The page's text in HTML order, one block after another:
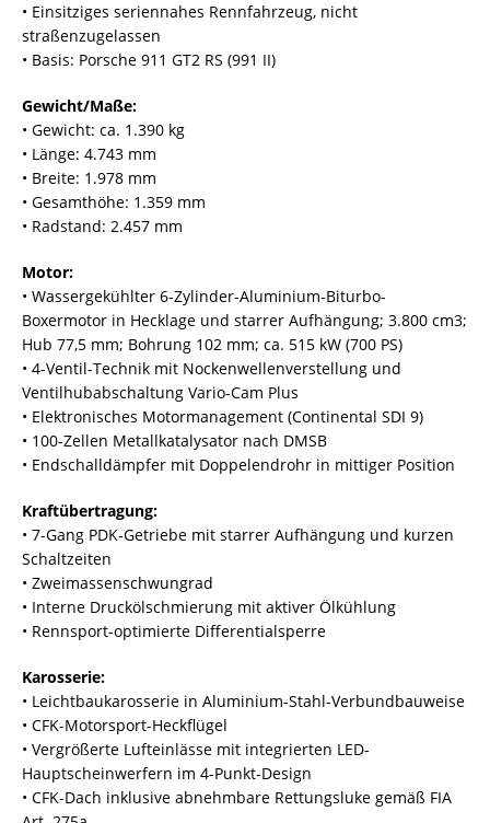
• Einsitziges seriennahes Rennfahrzeug, nicht
straßenzugelassen
• Basis: Porsche 911 GT2 RS (991 II)
Gewicht/Maße:
• Gewicht: ca. 1.390 kg
• Länge: 4.743 mm
• Breite: 1.978 mm
• Gesamthöhe: 1.359 mm
• Radstand: 2.457 mm
Motor:
• Wassergekühlter 6-Zylinder-Aluminium-Biturbo-
Boxermotor in Hecklage und starrer Aufhängung; 3.800 cm3;
Hub 77,5 mm; Bohrung 102 mm; ca. 515 kW (700 PS)
• 4-Ventil-Technik mit Nockenwellenverstellung und
Ventilhubabschaltung Vario-Cam Plus
• Elektronisches Motormanagement (Continental SDI 9)
• 100-Zellen Metallkatalysator nach DMSB
• Endschalldämpfer mit Doppelendrohr in mittiger Position
Kraftübertragung:
• 7-Gang PDK-Getriebe mit starrer Aufhängung und kurzen
Schaltzeiten
• Zweimassenschwungrad
• Interne Druckölschmierung mit aktiver Ölkühlung
• Rennsport-optimierte Differentialsperre
Karosserie:
• Leichtbaukarosserie in Aluminium-Stahl-Verbundbauweise
• CFK-Motorsport-Heckflügel
• Vergrößerte Lufteinlässe mit integrierten LED-
Hauptscheinwerfern im 4-Punkt-Design
• CFK-Dach inklusive abnehmbare Rettungsluke gemäß FIA